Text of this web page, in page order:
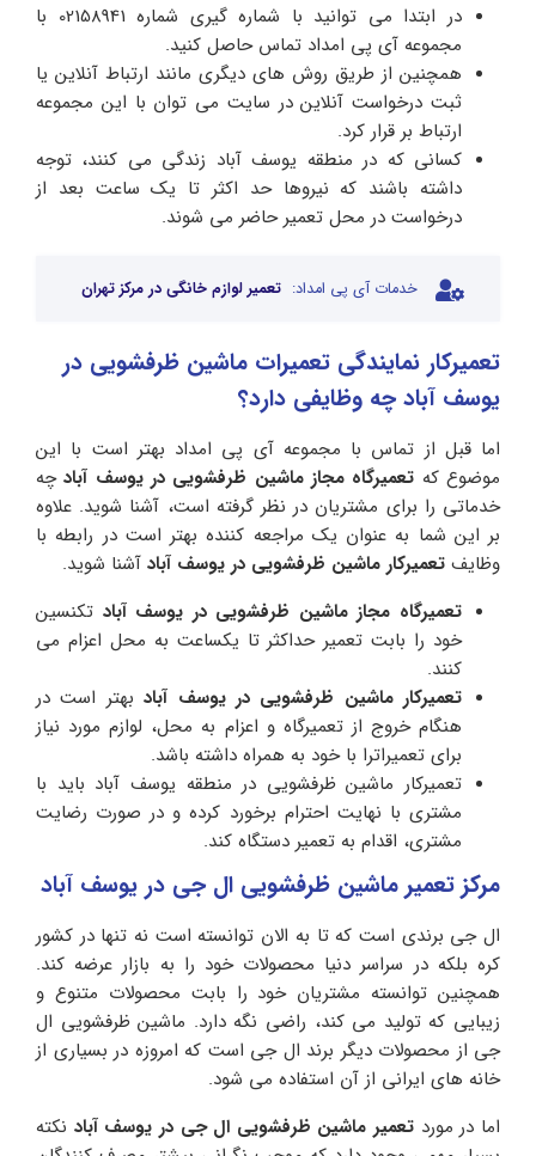
در ابتدا می توانید با شماره گیری شماره 02158941 با
مجموعه آی پی امداد تماس حاصل کنید.
همچنین از طریق روش های دیگری مانند ارتباط آنلاین یا
ثبت درخواست آنلاین در سایت می توان با این مجموعه
ارتباط بر قرار کرد.
کسانی که در منطقه یوسف آباد زندگی می کنند، توجه
داشته باشند که نیروها حد اکثر تا یک ساعت بعد از
درخواست در محل تعمیر حاضر می شوند.
خدمات آی پی امداد: تعمیر لوازم خانگی در مرکز تهران
تعمیرکار نمایندگی تعمیرات ماشین ظرفشویی در
یوسف آباد چه وظایفی دارد؟
اما قبل از تماس با مجموعه آی پی امداد بهتر است با این
موضوع که تعمیرگاه مجاز ماشین ظرفشویی در یوسف آبادچه
خدماتی را برای مشتریان در نظر گرفته است، آشنا شوید. علاوه
بر این شما به عنوان یک مراجعه کننده بهتر است در رابطه با
وظایف تعمیرکار ماشین ظرفشویی در یوسف آباد آشنا شوید.
تعمیرگاه مجاز ماشین ظرفشویی در یوسف آباد تکنسین
خود را بابت تعمیر حداکثر تا یکساعت به محل اعزام می
کنند.
تعمیرکار ماشین ظرفشویی در یوسف آباد بهتر است در
هنگام خروج از تعمیرگاه و اعزام به محل، لوازم مورد نیاز
برای تعمیراترا با خود به همراه داشته باشد.
تعمیرکار ماشین ظرفشویی در منطقه یوسف آباد باید با
مشتری با نهایت احترام برخورد کرده و در صورت رضایت
مشتری، اقدام به تعمیر دستگاه کند.
مرکز تعمیر ماشین ظرفشویی ال جی در یوسف آباد
ال جی برندی است که تا به الان توانسته است نه تنها در کشور
کره بلکه در سراسر دنیا محصولات خود را به بازار عرضه کند.
همچنین توانسته مشتریان خود را بابت محصولات متنوع و
زیبایی که تولید می کند، راضی نگه دارد. ماشین ظرفشویی ال
جی از محصولات دیگر برند ال جی است که امروزه در بسیاری از
خانه های ایرانی از آن استفاده می شود.
اما در مورد تعمیر ماشین ظرفشویی ال جی در یوسف آباد نکته